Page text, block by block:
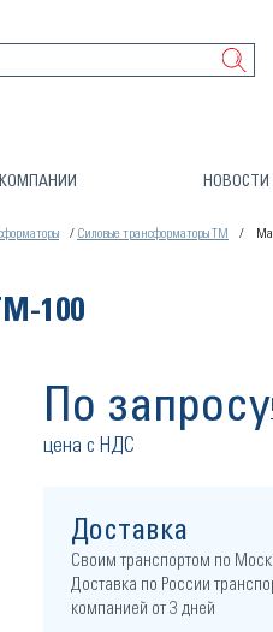
НОВОСТИ
Силовые трансформаторы ТМ
100
По запросу
цена с НДС
Доставка
Своим транспортом по
Доставка по России
компанией от 3 дней